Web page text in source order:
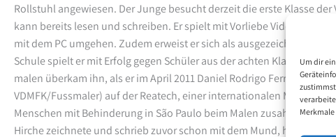
Um dir
Rollstuhl angewiesen. Der Junge besucht derzeit die erste Klasse
kann bereits lesen und schreiben. Er spielt mit Vorliebe Videogames
mit dem PC umgehen. Zudem erweist er sich als ausgezeichneter
Schule spielt er mit Erfolg gegen Schüler aus der achten Klasse.Seine
malen überkam ihn, als er im April 2011 Daniel Rodrigo Ferreira da
VDMFK/Fussmaler) auf der Reatech, einer internationalen Messe
Menschen mit Behinderung in São Paulo beim Malen zusah. Arthur
Hirche zeichnete und schrieb zuvor schon mit dem Mund, hatte aber